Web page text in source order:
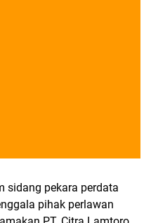
sidang pekara perdata
pihak perlawan